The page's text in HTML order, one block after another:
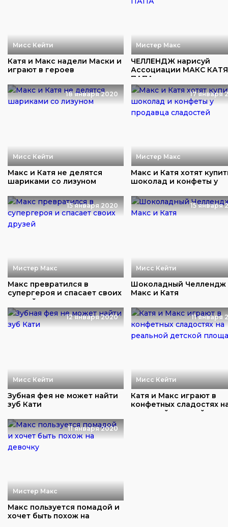
Мисс Кейти
Катя и Макс надели Маски и
играют в героев
Мистер Макс
ЧЕЛЛЕНДЖ нарисуй
Ассоциации МАКС
ПАПА
18 января 2020
Мисс Кейти
Макс и Катя не делятся
шариками со лизуном
17 января
Мистер Макс
Макс и Катя хотят
шоколад и конфеты у
15 января 2020
Мистер Макс
Макс превратился в
супергероя и спасает своих
друзей
15 января
Мисс Кейти
Шоколадный Челлендж
Макс и Катя
12 января 2020
Мисс Кейти
Зубная фея не может найти
зуб Кати
11 января
Мисс Кейти
Катя и Макс играют в
конфетных сладостях
реальной детской...
11 января 2020
Мистер Макс
Макс пользуется помадой и
хочет быть похож на